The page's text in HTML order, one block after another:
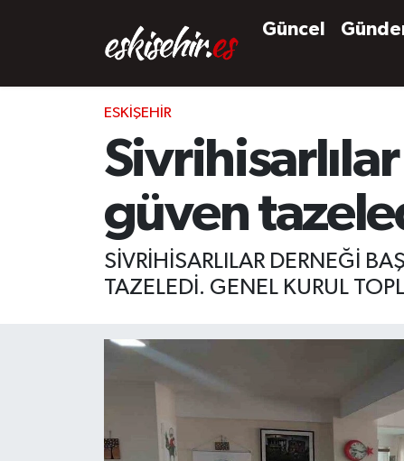
Güncel
ESKIŞEHIR
güven
SİVRİHİSARLILAR DERNEĞİ
TAZELEDİ. GENEL KURUL